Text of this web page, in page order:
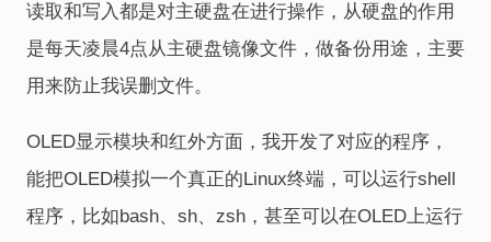
读取和写入都是对主硬盘在进行操作，从硬盘的作用
是每天凌晨4点从主硬盘镜像文件，做备份用途，主要
用来防止我误删文件。
OLED显示模块和红外方面，我开发了对应的程序，
能把OLED模拟一个真正的Linux终端，可以运行shell
程序，比如bash、sh、zsh，甚至可以在OLED上运行